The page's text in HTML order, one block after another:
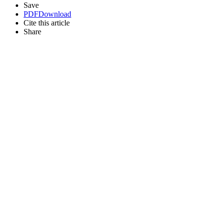
Save
PDFDownload
Cite this article
Share